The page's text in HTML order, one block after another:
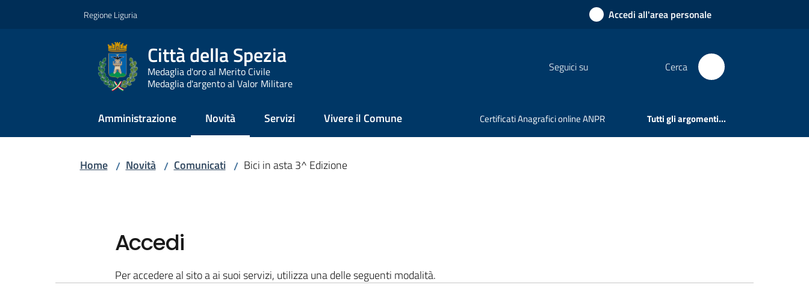
Regione Liguria Accedi all'area personale
Città della Spezia
Medaglia d'oro al Merito Civile
Medaglia d'argento al Valor Militare
Seguici su Cerca
Amministrazione Novità
Menu selezionato
Servizi Vivere il Comune Certificati Anagrafici online ANPR Tutti gli argomenti...
Home / Novità / Comunicati / Bici in asta 3^ Edizione
Accedi
Per accedere al sito a ai suoi servizi, utilizza una delle seguenti modalità.